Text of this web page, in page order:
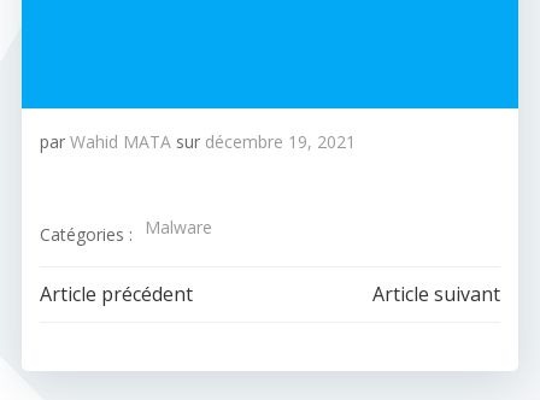
par Wahid MATA sur décembre 19, 2021
Catégories : Malware
Navigation
de
Article précédent
Navigation
de
Article suivant